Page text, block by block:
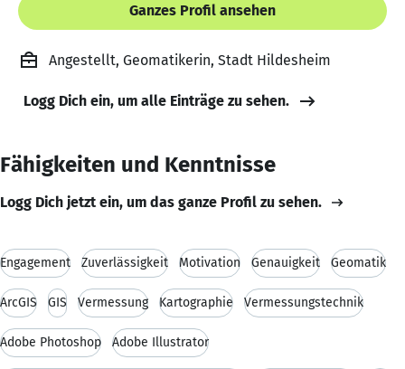
Ganzes Profil ansehen
Angestellt, Geomatikerin, Stadt Hildesheim
Logg Dich ein, um alle Einträge zu sehen.
Fähigkeiten und Kenntnisse
Logg Dich jetzt ein, um das ganze Profil zu sehen.
Engagement Zuverlässigkeit Motivation Genauigkeit Geomatik
ArcGIS GIS Vermessung Kartographie Vermessungstechnik
Adobe Photoshop Adobe Illustrator